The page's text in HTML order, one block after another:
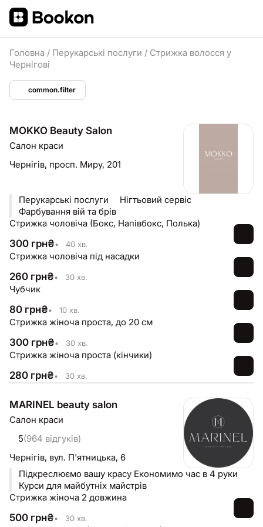
Головна / Перукарські послуги / Стрижка волосся у
Чернігові
common.filter
MOKKO Beauty Salon
Салон краси
Чернігів, просп. Миру, 201
Перукарські послуги ⠀ Нігтьовий сервіс ⠀
Фарбування вій та брів
Стрижка чоловіча (Бокс, Напівбокс, Полька)
300 грн₴• 40 хв.
Стрижка чоловіча під насадки
260 грн₴• 30 хв.
Чубчик
80 грн₴• 10 хв.
Стрижка жіноча проста, до 20 см
300 грн₴• 30 хв.
Стрижка жіноча проста (кінчики)
280 грн₴• 30 хв.
MARINEL beauty salon
Салон краси
5(964 відгуків)
Чернігів, вул. П'ятницька, 6
Підкреслюємо вашу красу Економимо час в 4 руки
Курси для майбутніх майстрів
Стрижка жіноча 2 довжина
500 грн₴• 30 хв.